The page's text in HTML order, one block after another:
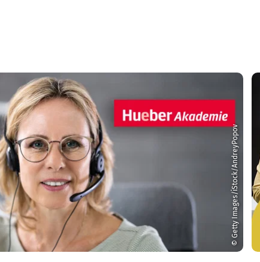
© Getty Images/iStock/AndreyPopov